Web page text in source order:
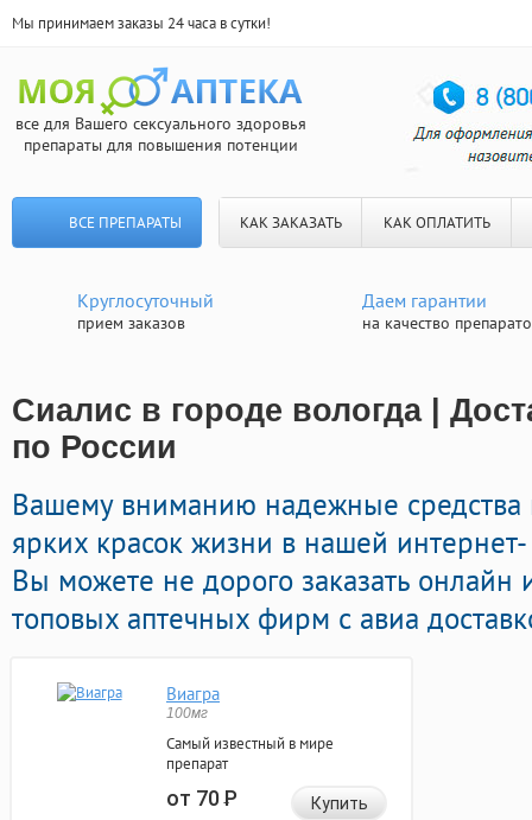
Мы принимаем заказы 24 часа в сутки!
все для Вашего сексуального здоровья
препараты для повышения потенции
ВСЕ ПРЕПАРАТЫ КАК ЗАКАЗАТЬ КАК ОПЛАТИТЬ
Круглосуточный
прием заказов
Даем гарантии
на качество
Сиалис в городе вологда |
по России
Вашему вниманию надежные
ярких красок жизни в нашей интернет-
Вы можете не дорого заказать онлайн
топовых аптечных фирм с авиа
Виагра
100мг
Самый известный в мире
препарат
от 70Р Купить